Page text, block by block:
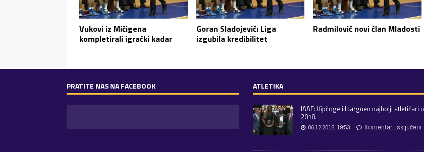
Vukovi iz Mičigena
kompletirali igrački kadar
Goran Sladojević: Liga
izgubila kredibilitet
Radmilović novi član Mladosti
PRATITE NAS NA FACEBOOK ATLETIKA
IAAF: Kipčoge i Ibarguen najbolji atletičari u
2018.
06.12.2018. 19:53
Komentari isključeni